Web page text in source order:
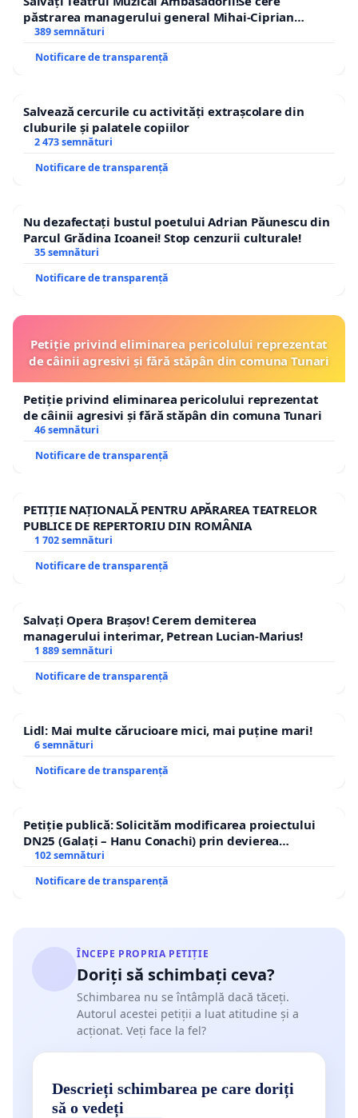
păstrarea managerului general Mihai-Ciprian
ROGOJAN
389 semnături
Notificare de transparență
Salvează cercurile cu activități extrașcolare din
cluburile și palatele copiilor
2 473 semnături
Notificare de transparență
Nu dezafectați bustul poetului Adrian Păunescu din
Parcul Grădina Icoanei! Stop cenzurii culturale!
35 semnături
Notificare de transparență
Petiție privind eliminarea pericolului reprezentat
de câinii agresivi și fără stăpân din comuna Tunari
Petiție privind eliminarea pericolului reprezentat
de câinii agresivi și fără stăpân din comuna Tunari
46 semnături
Notificare de transparență
PETIȚIE NAȚIONALĂ PENTRU APĂRAREA TEATRELOR
PUBLICE DE REPERTORIU DIN ROMÂNIA
1 702 semnături
Notificare de transparență
Salvați Opera Brașov! Cerem demiterea
managerului interimar, Petrean Lucian-Marius!
1 889 semnături
Notificare de transparență
Lidl: Mai multe cărucioare mici, mai puține mari!
6 semnături
Notificare de transparență
Petiție publică: Solicităm modificarea proiectului
DN25 (Galați – Hanu Conachi) prin devierea
traseului în afara localităților!
102 semnături
Notificare de transparență
ÎNCEPE PROPRIA PETIȚIE
Doriți să schimbați ceva?
Schimbarea nu se întâmplă dacă tăceți.
Autorul acestei petiții a luat atitudine și a
acționat. Veți face la fel?
Descrieți schimbarea pe care doriți
să o vedeți